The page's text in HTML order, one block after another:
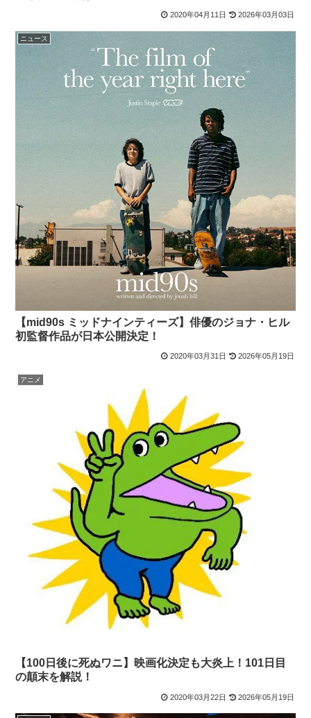
2020年04月11日 2026年03月03日
ニュース
【mid90s ミッドナインティーズ】俳優のジョナ・ヒル
初監督作品が日本公開決定！
2020年03月31日 2026年05月19日
アニメ
【100日後に死ぬワニ】映画化決定も大炎上！101日目
の顛末を解説！
2020年03月22日 2026年05月19日